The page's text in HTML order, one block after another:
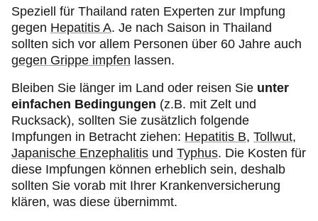
Speziell für Thailand raten Experten zur Impfung
gegen Hepatitis A. Je nach Saison in Thailand
sollten sich vor allem Personen über 60 Jahre auch
gegen Grippe impfen lassen.
Bleiben Sie länger im Land oder reisen Sie unter
einfachen Bedingungen (z.B. mit Zelt und
Rucksack), sollten Sie zusätzlich folgende
Impfungen in Betracht ziehen: Hepatitis B, Tollwut,
Japanische Enzephalitis und Typhus. Die Kosten für
diese Impfungen können erheblich sein, deshalb
sollten Sie vorab mit Ihrer Krankenversicherung
klären, was diese übernimmt.